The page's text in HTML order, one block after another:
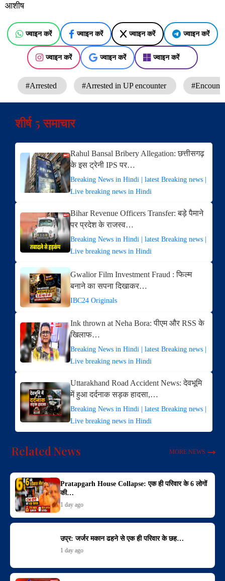
आशीष
ज्वाइन करें ज्वाइन करें ज्वाइन करें ज्वाइन करें
ज्वाइन करें ज्वाइन करें ज्वाइन करें
#Arrested #Arrested in UP encounter
शीर्ष 5 समाचार
Rahul Bansal Bribery Allegation: छत्तीसगढ़
के इस ट्रेनी IPS पर…
Breaking News in Hindi | latest Breaking news |
Live breaking news in Hindi
Bihar Revenue Officers Transfer: बड़े पैमाने
पर प्रदेश के राजस्व…
Breaking News in Hindi | latest Breaking news |
Live breaking news in Hindi
Gwalior Film Investment Fraud : फिल्म
बनाने का सपना दिखाकर…
IBC24 Originals
Ink thrown at Neha Bora: पीएम और RSS के
खिलाफ…
Breaking News in Hindi | latest Breaking news |
Live breaking news in Hindi
Uttarakhand Road Accident News: देवभूमि
में हुआ दर्दनाक सड़क हादसा,…
Breaking News in Hindi | latest Breaking news |
Live breaking news in Hindi
Related News MORE NEWS
Pratapgarh House Collapse: एक ही परिवार के 6 लोगों
की…
1 day ago
उप्र: जर्जर मकान ढहने से एक ही परिवार के छह…
1 day ago